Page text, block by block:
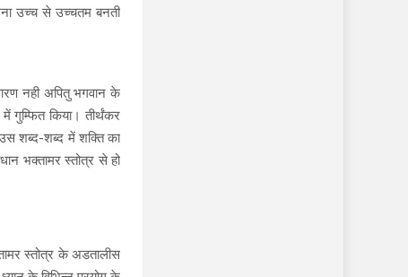
उच्च से उच्चतम बनती
नही अपितु भगवान के
गुम्फित किया। तीर्थंकर
शब्द-शब्द में शक्ति का
भक्तामर स्तोत्र से हो
स्तोत्र के अडतालीस